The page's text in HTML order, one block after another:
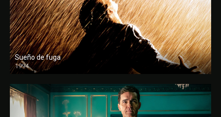
Sueño de fuga
1994
FULL HD